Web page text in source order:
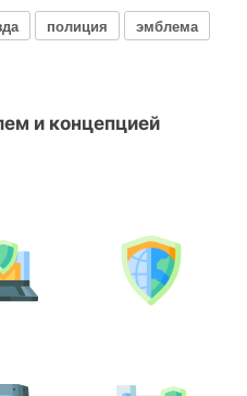
полиция эмблема
и концепцией